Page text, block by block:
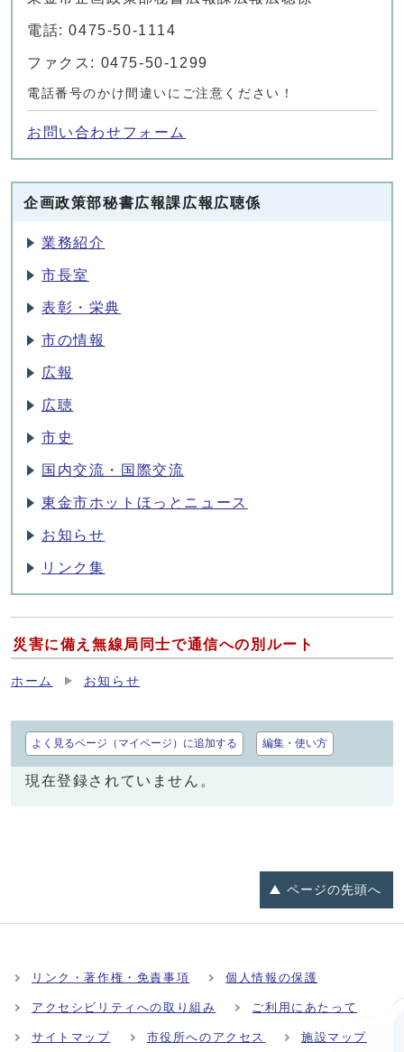
電話: 0475-50-1114
ファクス: 0475-50-1299
電話番号のかけ間違いにご注意ください！
お問い合わせフォーム
企画政策部秘書広報課広報広聴係
業務紹介
市長室
表彰・栄典
市の情報
広報
広聴
市史
国内交流・国際交流
東金市ホットほっとニュース
お知らせ
リンク集
災害に備え無線局同士で通信への別ルート
ホーム お知らせ
よく見るページ（マイページ）に追加する 編集・使い方
現在登録されていません。
ページの先頭へ
リンク・著作権・免責事項 個人情報の保護
アクセシビリティへの取り組み ご利用にあたって
サイトマップ 市役所へのアクセス 施設マップ